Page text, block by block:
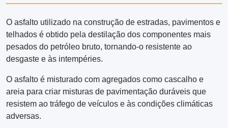
O asfalto utilizado na construção de estradas, pavimentos e
telhados é obtido pela destilação dos componentes mais
pesados ​​do petróleo bruto, tornando-o resistente ao
desgaste e às intempéries.
O asfalto é misturado com agregados como cascalho e
areia para criar misturas de pavimentação duráveis ​​que
resistem ao tráfego de veículos e às condições climáticas
adversas.